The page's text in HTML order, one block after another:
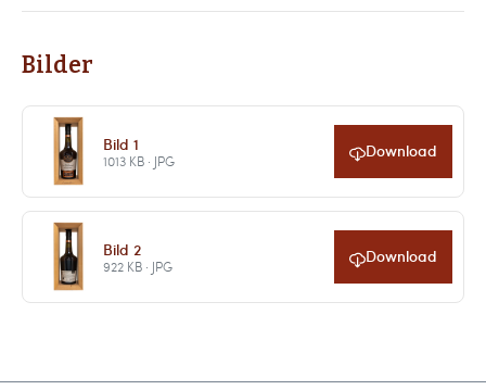
Bilder
Bild 1
1013 KB · JPG Download
Bild 2
922 KB · JPG Download